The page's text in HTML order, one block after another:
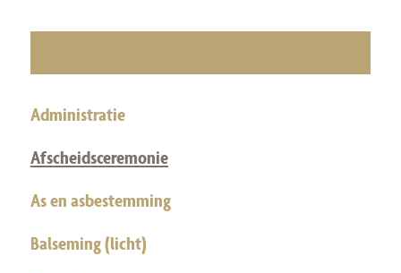
Administratie
Afscheidsceremonie
As en asbestemming
Balseming (licht)